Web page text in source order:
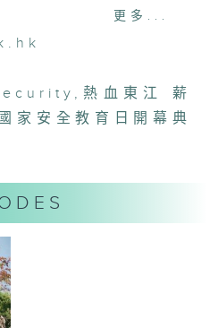
識，並以深入淺出的方
全的重要性、全面性，
更多...
, 熱血東江 薪
家安全教育日開幕典